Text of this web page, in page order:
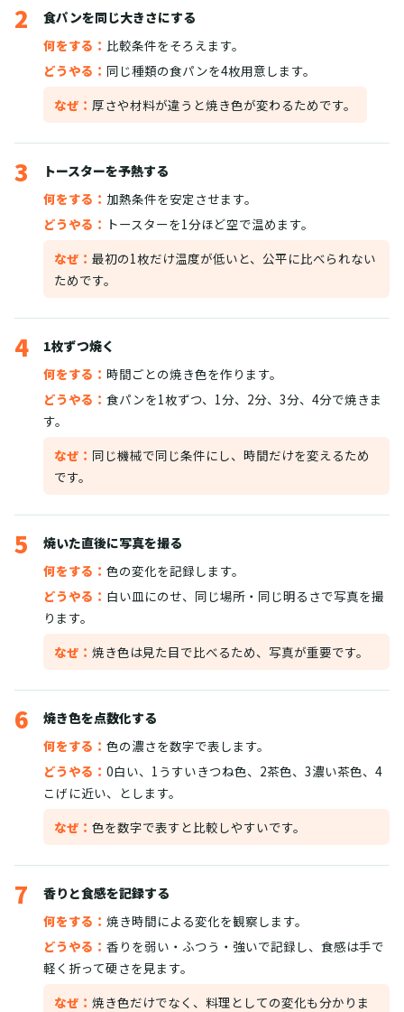
2
食パンを同じ大きさにする
何をする： 比較条件をそろえます。
どうやる： 同じ種類の食パンを4枚用意します。
なぜ： 厚さや材料が違うと焼き色が変わるためです。
3
トースターを予熱する
何をする： 加熱条件を安定させます。
どうやる： トースターを1分ほど空で温めます。
なぜ： 最初の1枚だけ温度が低いと、公平に比べられない
ためです。
4
1枚ずつ焼く
何をする： 時間ごとの焼き色を作ります。
どうやる： 食パンを1枚ずつ、1分、2分、3分、4分で焼きま
す。
なぜ： 同じ機械で同じ条件にし、時間だけを変えるため
です。
5
焼いた直後に写真を撮る
何をする： 色の変化を記録します。
どうやる： 白い皿にのせ、同じ場所・同じ明るさで写真を撮
ります。
なぜ： 焼き色は見た目で比べるため、写真が重要です。
6
焼き色を点数化する
何をする： 色の濃さを数字で表します。
どうやる： 0白い、1うすいきつね色、2茶色、3濃い茶色、4
こげに近い、とします。
なぜ： 色を数字で表すと比較しやすいです。
7
香りと食感を記録する
何をする： 焼き時間による変化を観察します。
どうやる： 香りを弱い・ふつう・強いで記録し、食感は手で
軽く折って硬さを見ます。
なぜ： 焼き色だけでなく、料理としての変化も分かりま